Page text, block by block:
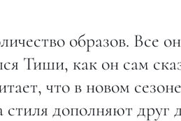
образов. Все
Тиши, как он сам
что в новом
стиля дополняют друг